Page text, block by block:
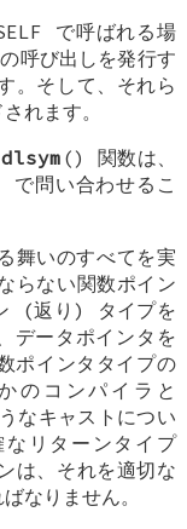
で呼ばれる場
呼び出しを発行す
。そして、それら
れます。
dlsym () 関数は、
問い合わせるこ
舞いのすべてを実
らない関数ポイン
(返り) タイプを
ータポインタを
ポインタタイプの
のコンパイラと
なキャストについ
リターンタイプ
は、それを適切な
なりません。